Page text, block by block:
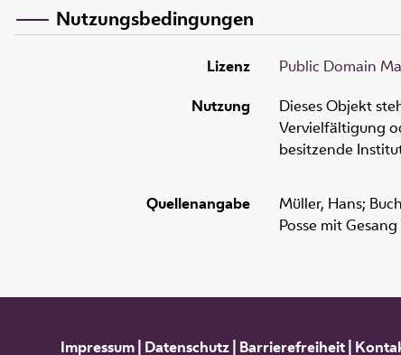
Nutzungsbedingungen
Lizenz
Public Domain
Nutzung
Dieses Objekt
Vervielfältigung
besitzende
Quellenangabe
Müller, Hans;
Posse mit
Impressum| Datenschutz| Barrierefreiheit|